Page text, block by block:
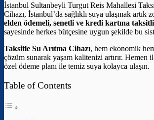
İstanbul Sultanbeyli Turgut Reis Mahallesi
Cihazı, İstanbul’da sağlıklı suya ulaşmak artık
elden ödemeli, senetli ve kredi kartına
sayesinde herkes bütçesine uygun şekilde bu
Taksitle Su Arıtma Cihazı, hem ekonomik
çözüm sunarak yaşam kalitenizi artırır. Hemen
özel ödeme planı ile temiz suya kolayca ulaşın.
Table of Contents